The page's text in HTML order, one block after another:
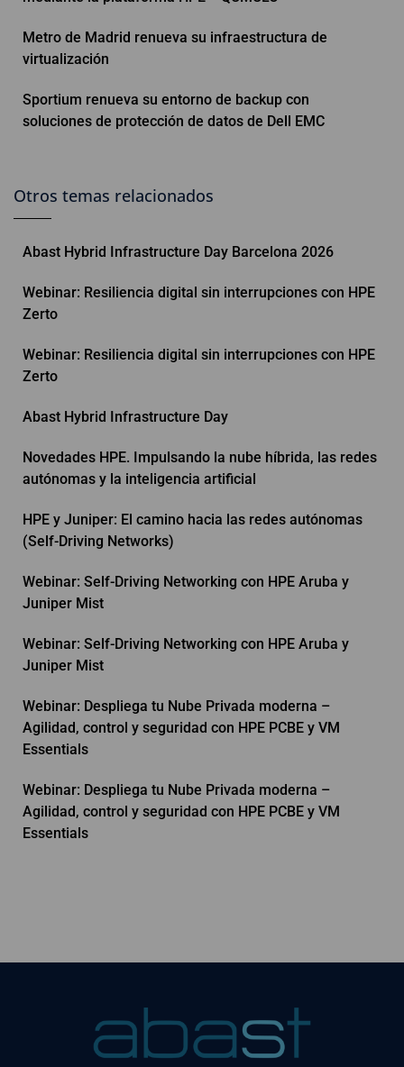
Metro de Madrid renueva su infraestructura de
virtualización
Sportium renueva su entorno de backup con
soluciones de protección de datos de Dell EMC
Otros temas relacionados
Abast Hybrid Infrastructure Day Barcelona 2026
Webinar: Resiliencia digital sin interrupciones con HPE
Zerto
Webinar: Resiliencia digital sin interrupciones con HPE
Zerto
Abast Hybrid Infrastructure Day
Novedades HPE. Impulsando la nube híbrida, las redes
autónomas y la inteligencia artificial
HPE y Juniper: El camino hacia las redes autónomas
(Self-Driving Networks)
Webinar: Self-Driving Networking con HPE Aruba y
Juniper Mist
Webinar: Self-Driving Networking con HPE Aruba y
Juniper Mist
Webinar: Despliega tu Nube Privada moderna –
Agilidad, control y seguridad con HPE PCBE y VM
Essentials
Webinar: Despliega tu Nube Privada moderna –
Agilidad, control y seguridad con HPE PCBE y VM
Essentials